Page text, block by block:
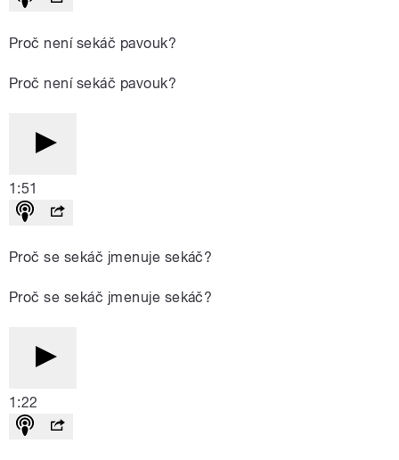
Proč není sekáč pavouk?
Proč není sekáč pavouk?
1:51
Proč se sekáč jmenuje sekáč?
Proč se sekáč jmenuje sekáč?
1:22